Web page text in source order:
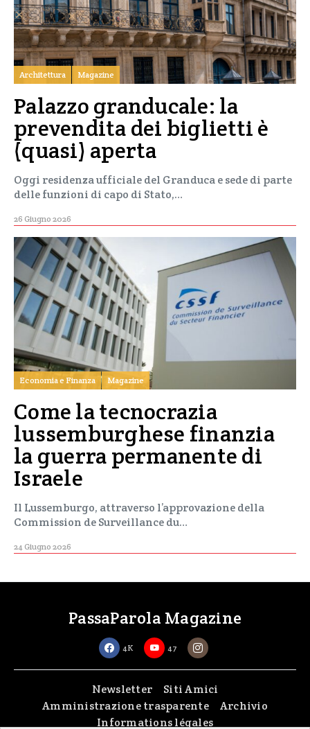
Architettura Magazine
Palazzo granducale: la
prevendita dei biglietti è
(quasi) aperta
Oggi residenza ufficiale del Granduca e sede di parte
delle funzioni di capo di Stato,…
26 Giugno 2026
Economia e Finanza Magazine
Come la tecnocrazia
lussemburghese finanzia
la guerra permanente di
Israele
Il Lussemburgo, attraverso l’approvazione della
Commission de Surveillance du…
24 Giugno 2026
PassaParola Magazine
4K 47
Newsletter
Siti Amici
Amministrazione trasparente
Archivio
Informations légales